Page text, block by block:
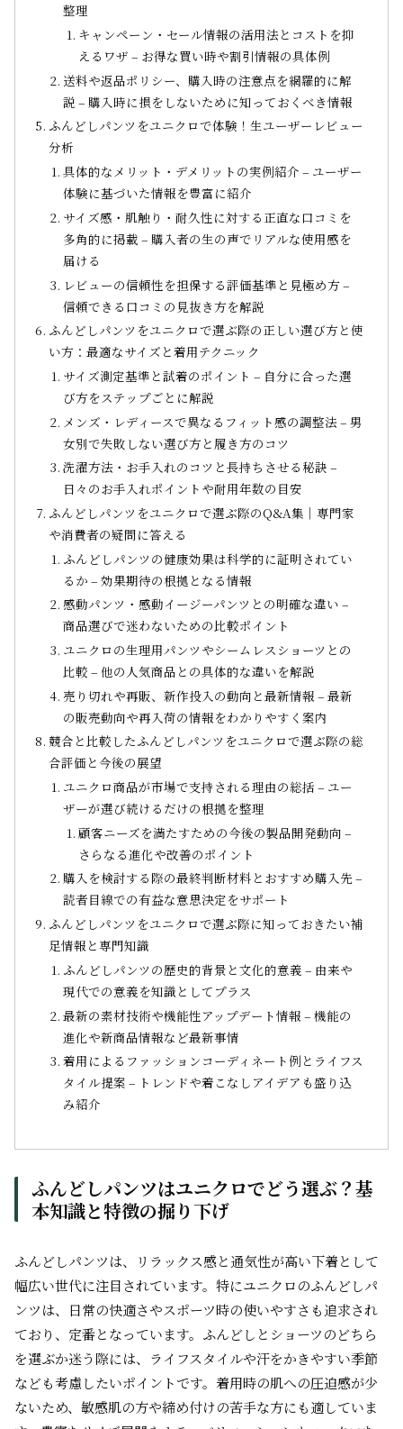
整理
キャンペーン・セール情報の活用法とコストを抑
えるワザ – お得な買い時や割引情報の具体例
送料や返品ポリシー、購入時の注意点を網羅的に解
説 – 購入時に損をしないために知っておくべき情報
ふんどしパンツをユニクロで体験！生ユーザーレビュー
分析
具体的なメリット・デメリットの実例紹介 – ユーザー
体験に基づいた情報を豊富に紹介
サイズ感・肌触り・耐久性に対する正直な口コミを
多角的に掲載 – 購入者の生の声でリアルな使用感を
届ける
レビューの信頼性を担保する評価基準と見極め方 –
信頼できる口コミの見抜き方を解説
ふんどしパンツをユニクロで選ぶ際の正しい選び方と使
い方：最適なサイズと着用テクニック
サイズ測定基準と試着のポイント – 自分に合った選
び方をステップごとに解説
メンズ・レディースで異なるフィット感の調整法 – 男
女別で失敗しない選び方と履き方のコツ
洗濯方法・お手入れのコツと長持ちさせる秘訣 –
日々のお手入れポイントや耐用年数の目安
ふんどしパンツをユニクロで選ぶ際のQ&A集｜専門家
や消費者の疑問に答える
ふんどしパンツの健康効果は科学的に証明されてい
るか – 効果期待の根拠となる情報
感動パンツ・感動イージーパンツとの明確な違い –
商品選びで迷わないための比較ポイント
ユニクロの生理用パンツやシームレスショーツとの
比較 – 他の人気商品との具体的な違いを解説
売り切れや再販、新作投入の動向と最新情報 – 最新
の販売動向や再入荷の情報をわかりやすく案内
競合と比較したふんどしパンツをユニクロで選ぶ際の総
合評価と今後の展望
ユニクロ商品が市場で支持される理由の総括 – ユー
ザーが選び続けるだけの根拠を整理
顧客ニーズを満たすための今後の製品開発動向 –
さらなる進化や改善のポイント
購入を検討する際の最終判断材料とおすすめ購入先 –
読者目線での有益な意思決定をサポート
ふんどしパンツをユニクロで選ぶ際に知っておきたい補
足情報と専門知識
ふんどしパンツの歴史的背景と文化的意義 – 由来や
現代での意義を知識としてプラス
最新の素材技術や機能性アップデート情報 – 機能の
進化や新商品情報など最新事情
着用によるファッションコーディネート例とライフス
タイル提案 – トレンドや着こなしアイデアも盛り込
み紹介
ふんどしパンツはユニクロでどう選ぶ？基
本知識と特徴の掘り下げ
ふんどしパンツは、リラックス感と通気性が高い下着として
幅広い世代に注目されています。特にユニクロのふんどしパ
ンツは、日常の快適さやスポーツ時の使いやすさも追求され
ており、定番となっています。ふんどしとショーツのどちら
を選ぶか迷う際には、ライフスタイルや汗をかきやすい季節
なども考慮したいポイントです。着用時の肌への圧迫感が少
ないため、敏感肌の方や締め付けの苦手な方にも適していま